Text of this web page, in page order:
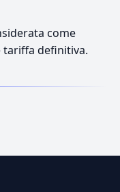
come
definitiva.